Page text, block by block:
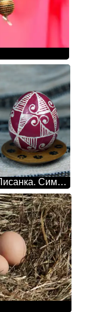
Писанка. Символ вогню, сонця і руху. Сварга, Коловорот,